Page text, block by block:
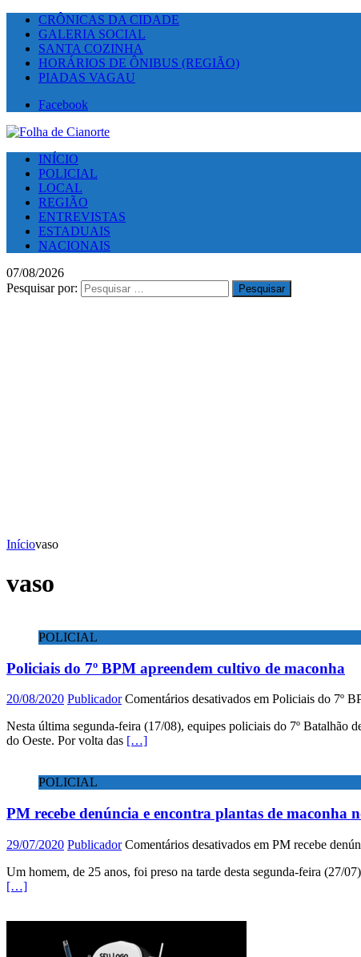
CRÔNICAS DA CIDADE
GALERIA SOCIAL
SANTA COZINHA
HORÁRIOS DE ÔNIBUS (REGIÃO)
PIADAS VAGAU
Facebook
INÍCIO
POLICIAL
LOCAL
REGIÃO
ENTREVISTAS
ESTADUAIS
NACIONAIS
07/08/2026
Pesquisar por:
Iníciovaso
vaso
POLICIAL
Policiais do 7º BPM apreendem cultivo de maconha
20/08/2020 Publicador Comentários desativados em Policiais do 7º
Nesta última segunda-feira (17/08), equipes policiais do 7º
do Oeste. Por volta das […]
POLICIAL
PM recebe denúncia e encontra plantas de maconha
29/07/2020 Publicador Comentários desativados em PM recebe
Um homem, de 25 anos, foi preso na tarde desta segunda-feira (27/
[…]